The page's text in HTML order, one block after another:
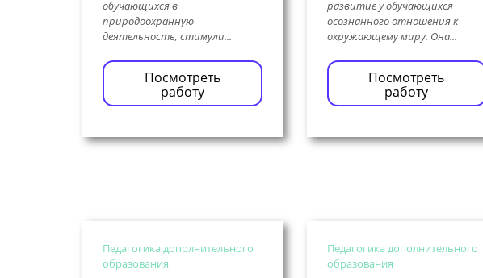
обучающихся в
природоохранную
деятельность, стимули...
Посмотреть
работу
развитие у обучающихся
осознанного отношения к
окружающему миру. Она...
Посмотреть
работу
Педагогика дополнительного
образования
Педагогика дополнительного
образования